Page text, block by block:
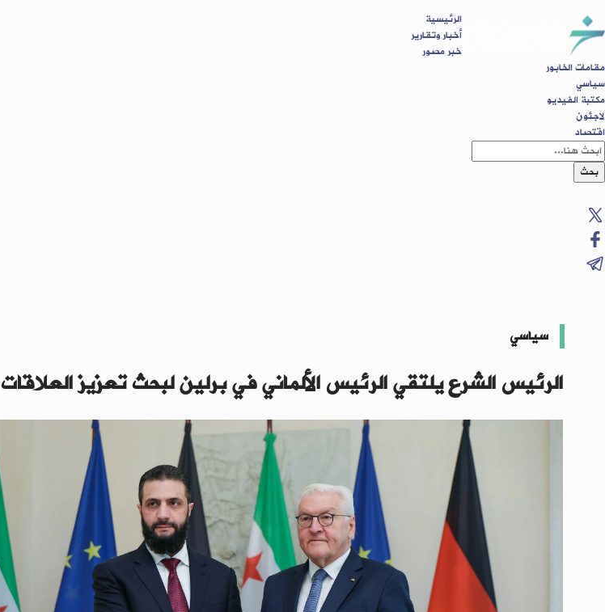
الرئيسية
أخبار وتقارير
خبر مصور
مقامات الخابور
سياسي
مكتبة الفيديو
لاجئون
اقتصاد
بحث
سياسي
الرئيس الشرع يلتقي الرئيس الألماني في برلين لبحث تعزيز العلاقات